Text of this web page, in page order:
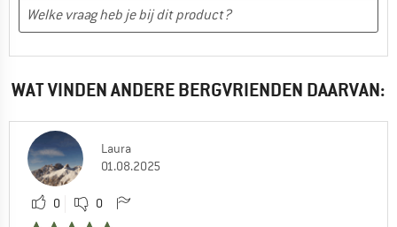
WAT VINDEN ANDERE BERGVRIENDEN DAARVAN:
Laura
01.08.2025
0 0